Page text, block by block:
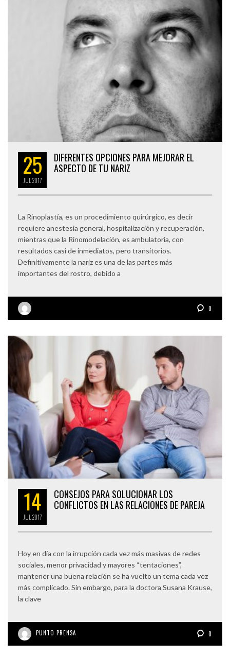
25
JUL 2017
DIFERENTES OPCIONES PARA MEJORAR EL
ASPECTO DE TU NARIZ
La Rinoplastía, es un procedimiento quirúrgico, es decir
requiere anestesia general, hospitalización y recuperación,
mientras que la Rinomodelación, es ambulatoria, con
resultados casi de inmediatos, pero transitorios.
Definitivamente la nariz es una de las partes más
importantes del rostro, debido a
0
14
JUL2017
CONSEJOS PARA SOLUCIONAR LOS
CONFLICTOS EN LAS RELACIONES DE PAREJA
Hoy en día con la irrupción cada vez más masivas de redes
sociales, menor privacidad y mayores “tentaciones”,
mantener una buena relación se ha vuelto un tema cada vez
más complicado. Sin embargo, para la doctora Susana Krause,
la clave
PUNTO PRENSA 0